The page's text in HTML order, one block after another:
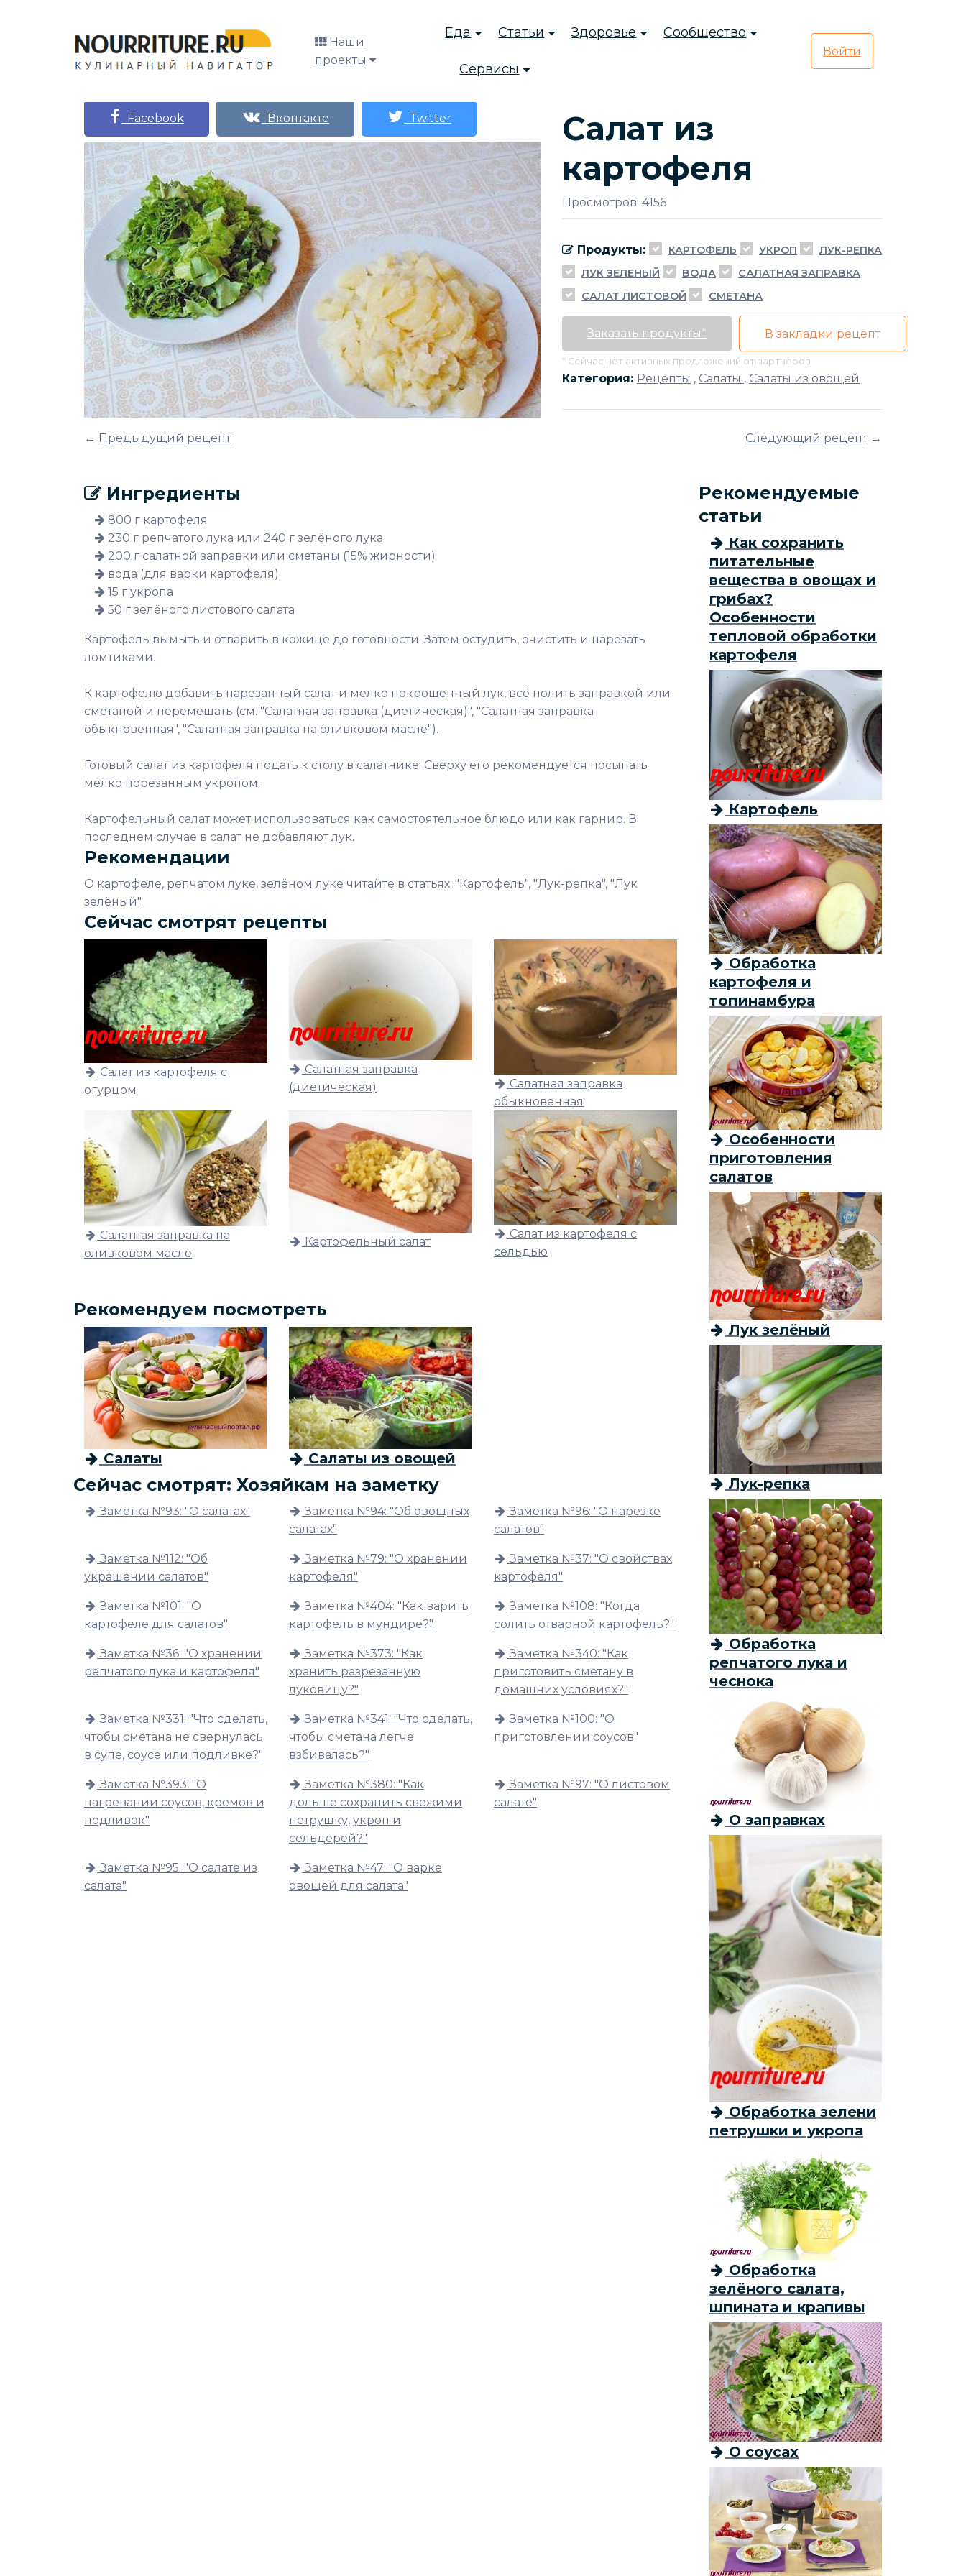
Наши
проекты
Еда Статьи Здоровье Сообщество
Сервисы
Войти
Facebook Вконтакте Twitter
Салат из
картофеля
Просмотров: 4156
Продукты: КАРТОФЕЛЬ УКРОП
ЛУК-РЕПКА
ЛУК ЗЕЛЕНЫЙ
ВОДА
САЛАТНАЯ ЗАПРАВКА
САЛАТ ЛИСТОВОЙ
СМЕТАНА
Заказать продукты* В закладки рецепт
* Сейчас нет активных предложений от партнёров
Категория: Рецепты , Салаты , Салаты из овощей
← Предыдущий рецепт Следующий рецепт→
Ингредиенты
800 г картофеля
230 г репчатого лука или 240 г зелёного лука
200 г салатной заправки или сметаны (15% жирности)
вода (для варки картофеля)
15 г укропа
50 г зелёного листового салата
Картофель вымыть и отварить в кожице до готовности. Затем остудить, очистить и нарезать
ломтиками.
К картофелю добавить нарезанный салат и мелко покрошенный лук, всё полить заправкой или
сметаной и перемешать (см. "Салатная заправка (диетическая)", "Салатная заправка
обыкновенная", "Салатная заправка на оливковом масле").
Готовый салат из картофеля подать к столу в салатнике. Сверху его рекомендуется посыпать
мелко порезанным укропом.
Картофельный салат может использоваться как самостоятельное блюдо или как гарнир. В
последнем случае в салат не добавляют лук.
Рекомендации
О картофеле, репчатом луке, зелёном луке читайте в статьях: "Картофель", "Лук-репка", "Лук
зелёный".
Сейчас смотрят рецепты
Салат из картофеля с
огурцом
Салатная заправка
(диетическая)
Салатная заправка
обыкновенная
Салатная заправка на
оливковом масле
Картофельный салат
Салат из картофеля с
сельдью
Рекомендуем посмотреть
Салаты Салаты из овощей
Сейчас смотрят: Хозяйкам на заметку
Заметка №93: "О салатах"
Заметка №94: "Об овощных
салатах"
Заметка №96: "О нарезке
салатов"
Заметка №112: "Об
украшении салатов"
Заметка №79: "О хранении
картофеля"
Заметка №37: "О свойствах
картофеля"
Заметка №101: "О
картофеле для салатов"
Заметка №404: "Как варить
картофель в мундире?"
Заметка №108: "Когда
солить отварной картофель?"
Заметка №36: "О хранении
репчатого лука и картофеля"
Заметка №373: "Как
хранить разрезанную
луковицу?"
Заметка №340: "Как
приготовить сметану в
домашних условиях?"
Заметка №331: "Что сделать,
чтобы сметана не свернулась
в супе, соусе или подливке?"
Заметка №341: "Что сделать,
чтобы сметана легче
взбивалась?"
Заметка №100: "О
приготовлении соусов"
Заметка №393: "О
нагревании соусов, кремов и
подливок"
Заметка №380: "Как
дольше сохранить свежими
петрушку, укроп и
сельдерей?"
Заметка №97: "О листовом
салате"
Заметка №95: "О салате из
салата"
Заметка №47: "О варке
овощей для салата"
Рекомендуемые
статьи
Как сохранить
питательные
вещества в овощах и
грибах?
Особенности
тепловой обработки
картофеля
Картофель
Обработка
картофеля и
топинамбура
Особенности
приготовления
салатов
Лук зелёный
Лук-репка
Обработка
репчатого лука и
чеснока
О заправках
Обработка зелени
петрушки и укропа
Обработка
зелёного салата,
шпината и крапивы
О соусах